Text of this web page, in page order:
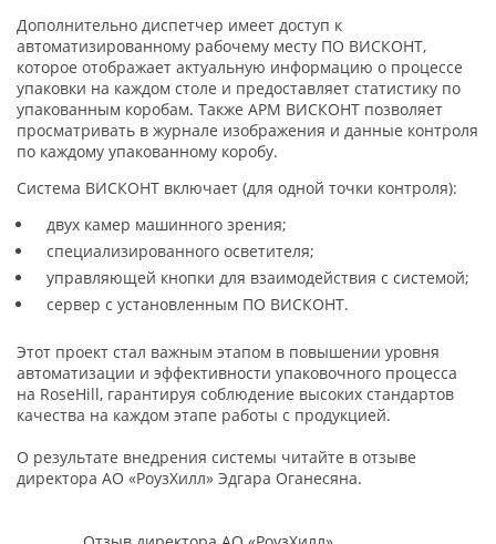
Дополнительно диспетчер имеет доступ к
автоматизированному рабочему месту ПО ВИСКОНТ,
которое отображает актуальную информацию о процессе
упаковки на каждом столе и предоставляет статистику по
упакованным коробам. Также АРМ ВИСКОНТ позволяет
просматривать в журнале изображения и данные контроля
по каждому упакованному коробу.
Система ВИСКОНТ включает (для одной точки контроля):
двух камер машинного зрения;
специализированного осветителя;
управляющей кнопки для взаимодействия с системой;
сервер с установленным ПО ВИСКОНТ.
Этот проект стал важным этапом в повышении уровня
автоматизации и эффективности упаковочного процесса
на RoseHill, гарантируя соблюдение высоких стандартов
качества на каждом этапе работы с продукцией.
О результате внедрения системы читайте в отзыве
директора АО «РоузХилл» Эдгара Оганесяна.